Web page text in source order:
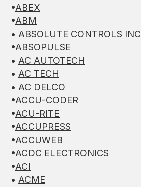
•ABEX
•ABM
• ABSOLUTE CONTROLS INC
•ABSOPULSE
• AC AUTOTECH
• AC TECH
• AC DELCO
•ACCU-CODER
•ACU-RITE
•ACCUPRESS
•ACCUWEB
•ACDC ELECTRONICS
•ACI
• ACME